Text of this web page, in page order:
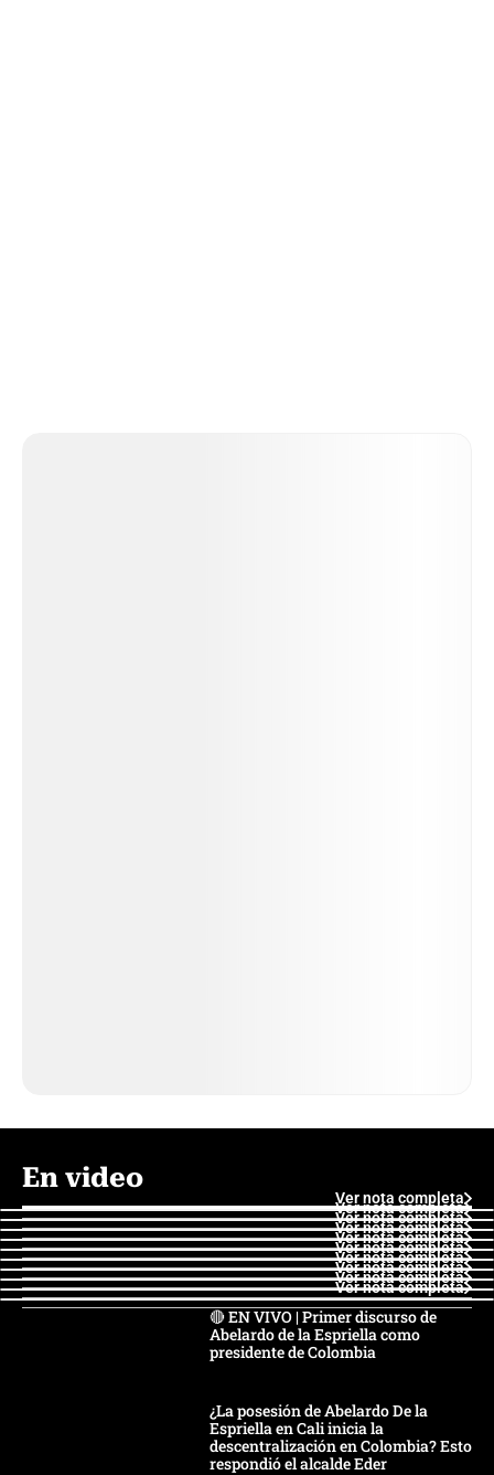
En video
Ver nota completa
Ver nota completa
Ver nota completa
Ver nota completa
Ver nota completa
Ver nota completa
Ver nota completa
Ver nota completa
Ver nota completa
Ver nota completa
🔴 EN VIVO | Primer discurso de
Abelardo de la Espriella como
presidente de Colombia
¿La posesión de Abelardo De la
Espriella en Cali inicia la
descentralización en Colombia? Esto
respondió el alcalde Eder